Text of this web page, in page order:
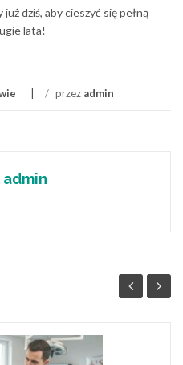
dziś, aby cieszyć się pełną
lata!
/ przez admin
admin